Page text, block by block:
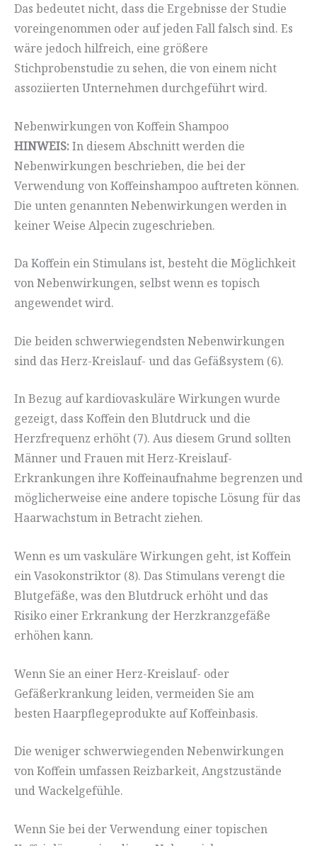
Das bedeutet nicht, dass die Ergebnisse der Studie
voreingenommen oder auf jeden Fall falsch sind. Es
wäre jedoch hilfreich, eine größere
Stichprobenstudie zu sehen, die von einem nicht
assoziierten Unternehmen durchgeführt wird.
Nebenwirkungen von Koffein Shampoo
HINWEIS: In diesem Abschnitt werden die
Nebenwirkungen beschrieben, die bei der
Verwendung von Koffeinshampoo auftreten können.
Die unten genannten Nebenwirkungen werden in
keiner Weise Alpecin zugeschrieben.
Da Koffein ein Stimulans ist, besteht die Möglichkeit
von Nebenwirkungen, selbst wenn es topisch
angewendet wird.
Die beiden schwerwiegendsten Nebenwirkungen
sind das Herz-Kreislauf- und das Gefäßsystem (6).
In Bezug auf kardiovaskuläre Wirkungen wurde
gezeigt, dass Koffein den Blutdruck und die
Herzfrequenz erhöht (7). Aus diesem Grund sollten
Männer und Frauen mit Herz-Kreislauf-
Erkrankungen ihre Koffeinaufnahme begrenzen und
möglicherweise eine andere topische Lösung für das
Haarwachstum in Betracht ziehen.
Wenn es um vaskuläre Wirkungen geht, ist Koffein
ein Vasokonstriktor (8). Das Stimulans verengt die
Blutgefäße, was den Blutdruck erhöht und das
Risiko einer Erkrankung der Herzkranzgefäße
erhöhen kann.
Wenn Sie an einer Herz-Kreislauf- oder
Gefäßerkrankung leiden, vermeiden Sie am
besten Haarpflegeprodukte auf Koffeinbasis.
Die weniger schwerwiegenden Nebenwirkungen
von Koffein umfassen Reizbarkeit, Angstzustände
und Wackelgefühle.
Wenn Sie bei der Verwendung einer topischen